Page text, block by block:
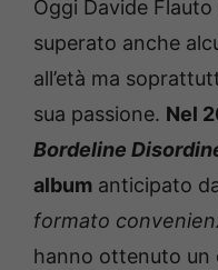
Oggi Davide
superato anche
all’età ma
sua passione. Nel
Bordeline
album anticipato
formato
hanno ottenuto un